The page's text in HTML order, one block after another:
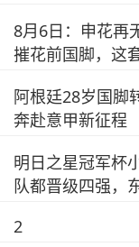
8月6日：申花再
摧花前国脚，这
阿根廷28岁国脚
奔赴意甲新征程
明日之星冠军杯
队都晋级四强，
2